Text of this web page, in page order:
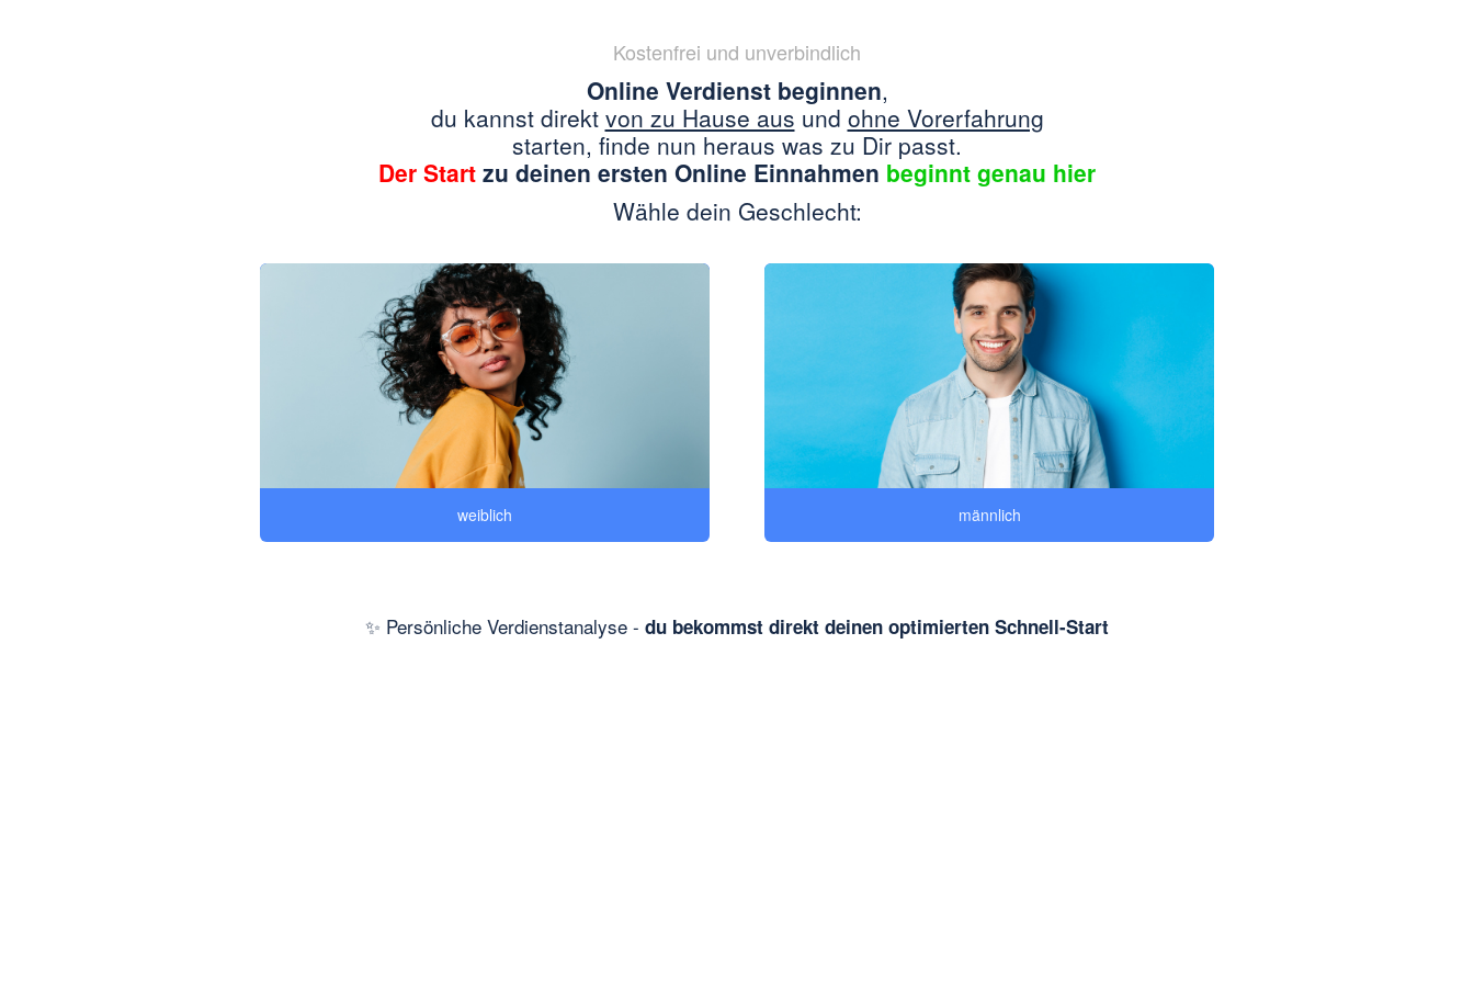
Kostenfrei und unverbindlich
Online Verdienst beginnen,
du kannst direkt von zu Hause aus und ohne Vorerfahrung
starten, finde nun heraus was zu Dir passt.
Der Start zu deinen ersten Online Einnahmen beginnt genau hier
Wähle dein Geschlecht:
weiblich männlich
✨ Persönliche Verdienstanalyse - du bekommst direkt deinen optimierten Schnell-Start